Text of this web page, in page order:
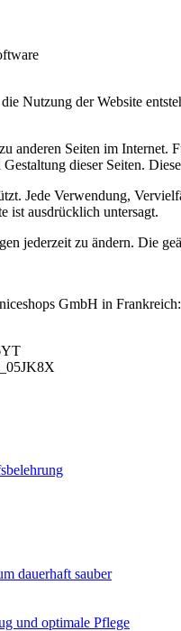
Nutzung der Website
anderen Seiten im
dieser Seiten.
Jede Verwendung,
ist ausdrücklich untersagt.
jederzeit zu ändern. Die
GmbH in Frankreich:
dauerhaft sauber
und optimale Pflege